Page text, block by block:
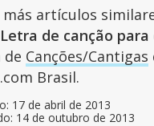
más artículos
de canção para
de Canções/Cantigas
Brasil.
17 de abril de 2013
14 de outubro de 2013